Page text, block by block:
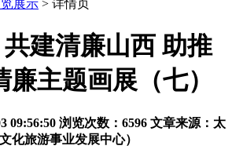
展示 > 详情页
建清廉山西 助推
主题画展（七）
09:56:50 浏览次数：6596 文章来源：太
化旅游事业发展中心）